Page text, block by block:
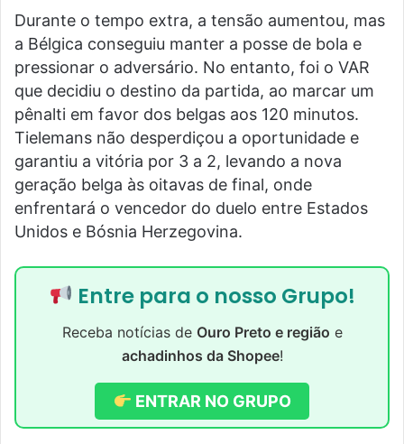
Durante o tempo extra, a tensão aumentou, mas
a Bélgica conseguiu manter a posse de bola e
pressionar o adversário. No entanto, foi o VAR
que decidiu o destino da partida, ao marcar um
pênalti em favor dos belgas aos 120 minutos.
Tielemans não desperdiçou a oportunidade e
garantiu a vitória por 3 a 2, levando a nova
geração belga às oitavas de final, onde
enfrentará o vencedor do duelo entre Estados
Unidos e Bósnia Herzegovina.
Entre para o nosso Grupo!
Receba notícias de Ouro Preto e região e
achadinhos da Shopee!
ENTRAR NO GRUPO